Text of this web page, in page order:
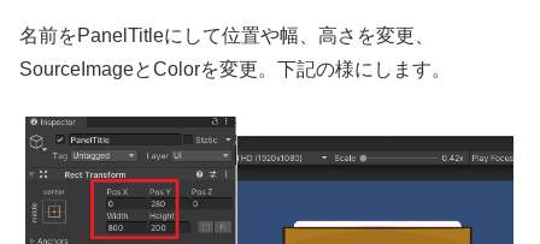
名前をPanelTitleにして位置や幅、高さを変更、
SourceImageとColorを変更。下記の様にします。